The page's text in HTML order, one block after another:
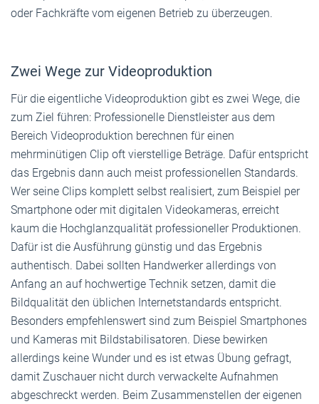
oder Fachkräfte vom eigenen Betrieb zu überzeugen.
Zwei Wege zur Videoproduktion
Für die eigentliche Videoproduktion gibt es zwei Wege, die
zum Ziel führen: Professionelle Dienstleister aus dem
Bereich Videoproduktion berechnen für einen
mehrminütigen Clip oft vierstellige Beträge. Dafür entspricht
das Ergebnis dann auch meist professionellen Standards.
Wer seine Clips komplett selbst realisiert, zum Beispiel per
Smartphone oder mit digitalen Videokameras, erreicht
kaum die Hochglanzqualität professioneller Produktionen.
Dafür ist die Ausführung günstig und das Ergebnis
authentisch. Dabei sollten Handwerker allerdings von
Anfang an auf hochwertige Technik setzen, damit die
Bildqualität den üblichen Internetstandards entspricht.
Besonders empfehlenswert sind zum Beispiel Smartphones
und Kameras mit Bildstabilisatoren. Diese bewirken
allerdings keine Wunder und es ist etwas Übung gefragt,
damit Zuschauer nicht durch verwackelte Aufnahmen
abgeschreckt werden. Beim Zusammenstellen der eigenen